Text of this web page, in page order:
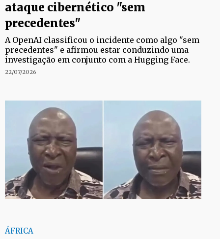
ataque cibernético "sem
precedentes"
A OpenAI classificou o incidente como algo "sem
precedentes" e afirmou estar conduzindo uma
investigação em conjunto com a Hugging Face.
22/07/2026
ÁFRICA